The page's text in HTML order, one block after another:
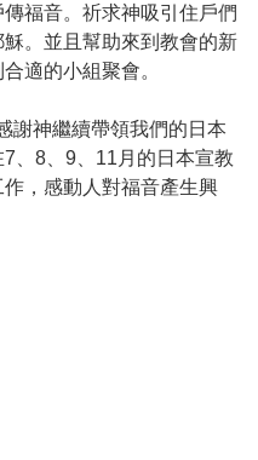
福音。祈求神吸引住戶們
。並且幫助來到教會的新
適的小組聚會。
謝神繼續帶領我們的日本
、8、9、11月的日本宣教
，感動人對福音產生興